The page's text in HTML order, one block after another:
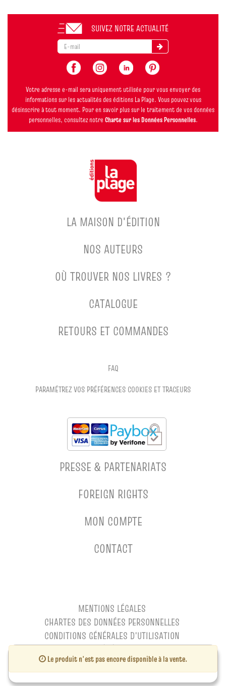
Le produit n'est pas encore disponible à la vente.
SUIVEZ NOTRE ACTUALITÉ
Votre adresse e-mail sera uniquement utilisée pour vous envoyer des
informations sur les actualités des éditions La Plage. Vous pouvez vous
désinscrire à tout moment. Pour en savoir plus sur le traitement de vos données
personnelles, consultez notre Charte sur les Données Personnelles.
LA MAISON D'ÉDITION
NOS AUTEURS
OÙ TROUVER NOS LIVRES ?
CATALOGUE
RETOURS ET COMMANDES
FAQ
PARAMÉTREZ VOS PRÉFÉRENCES COOKIES ET TRACEURS
PRESSE & PARTENARIATS
FOREIGN RIGHTS
MON COMPTE
CONTACT
MENTIONS LÉGALES
CHARTES DES DONNÉES PERSONNELLES
CONDITIONS GÉNÉRALES D'UTILISATION
CONDITIONS GÉNÉRALES DE VENTE
CHARTE DE RÉFÉRENCEMENT